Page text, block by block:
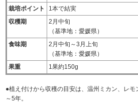
栽培ポイント
1本で結実
収穫期
2月中旬
（基準地：愛媛県）
食味期
2月中旬～3月上旬
（基準地：愛媛県）
果重
1果約150g
●植え付けから収穫の目安は、温州ミカン、レ
～5年。